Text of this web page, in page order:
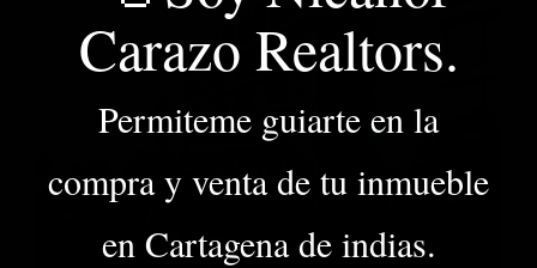
Carazo Realtors.
Permiteme guiarte en la
compra y venta de tu inmueble
en Cartagena de indias.